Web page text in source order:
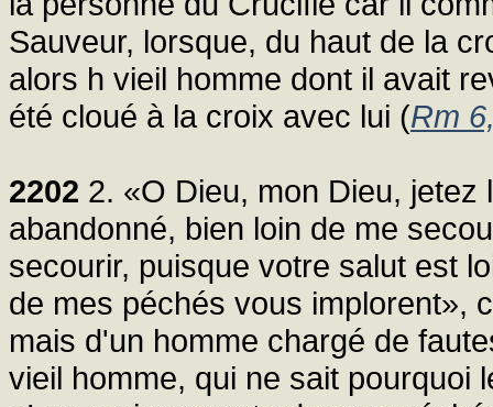
Sauveur, lorsque, du haut de la
alors h vieil homme dont il avait
été cloué à la croix avec lui (Rm
2202 2. «O Dieu, mon Dieu,
abandonné, bien loin de me
secourir, puisque votre salut est
de mes péchés vous implorent»,
mais d'un homme chargé de
vieil homme, qui ne sait pourquoi